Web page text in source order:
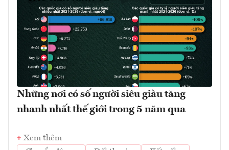
Những nơi có số người siêu giàu tăng
nhanh nhất thế giới trong 5 năm qua
Xem thêm